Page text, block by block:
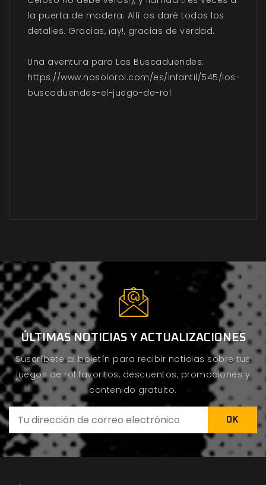
la puerta de madera. Allí os daré todos los
detalles. Gracias, ¡ay!, gracias de verdad.
Una aventura para Los Buscaduendes:
https://www.nosolorol.com/es/infantil/545/los-
buscaduendes-el-juego-de-rol
ÚLTIMAS NOTICIAS Y ACTUALIZACIONES
Suscríbete al boletín para recibir noticias sobre tus
juegos de rol favoritos, descuentos, promociones y
contenido gratuito.